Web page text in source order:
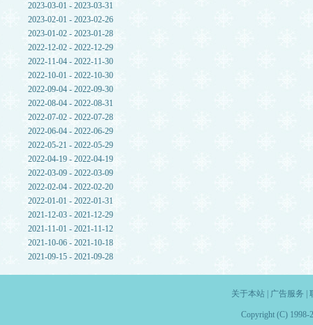
2023-03-01 - 2023-03-31
2023-02-01 - 2023-02-26
2023-01-02 - 2023-01-28
2022-12-02 - 2022-12-29
2022-11-04 - 2022-11-30
2022-10-01 - 2022-10-30
2022-09-04 - 2022-09-30
2022-08-04 - 2022-08-31
2022-07-02 - 2022-07-28
2022-06-04 - 2022-06-29
2022-05-21 - 2022-05-29
2022-04-19 - 2022-04-19
2022-03-09 - 2022-03-09
2022-02-04 - 2022-02-20
2022-01-01 - 2022-01-31
2021-12-03 - 2021-12-29
2021-11-01 - 2021-11-12
2021-10-06 - 2021-10-18
2021-09-15 - 2021-09-28
关于本站| 广告服务
Copyright (C) 1998-